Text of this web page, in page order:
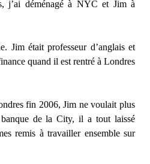
j’ai déménagé à NYC et Jim à
Jim était professeur d’anglais et
quand il est rentré à Londres
fin 2006, Jim ne voulait plus
de la City, il a tout laissé
remis à travailler ensemble sur